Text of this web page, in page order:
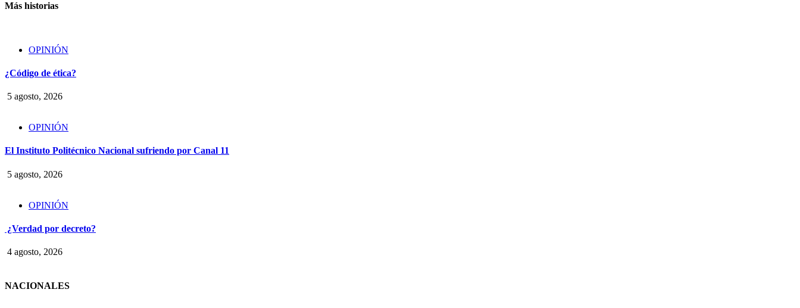
Más historias
OPINIÓN
¿Código de ética?
5 agosto, 2026
OPINIÓN
El Instituto Politécnico Nacional sufriendo por Canal 11
5 agosto, 2026
OPINIÓN
¿Verdad por decreto?
4 agosto, 2026
NACIONALES